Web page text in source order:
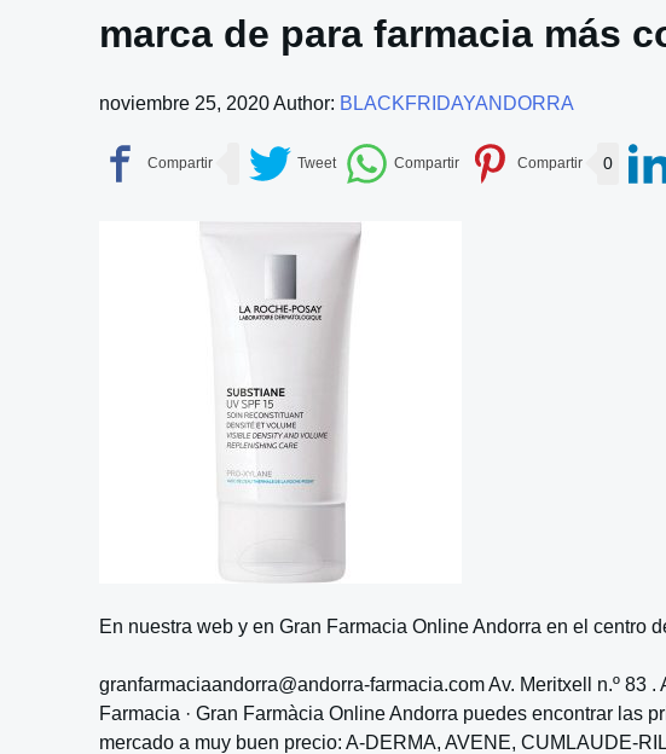
marca de para farmacia más
noviembre 25, 2020Author: BLACKFRIDAYANDORRA
0
En nuestra web y en Gran Farmacia Online Andorra en el centro
granfarmaciaandorra@andorra-farmacia.com Av. Meritxell n.º 83 .
Farmacia · Gran Farmàcia Online Andorra puedes encontrar las
mercado a muy buen precio: A-DERMA, AVENE, CUMLAUDE-